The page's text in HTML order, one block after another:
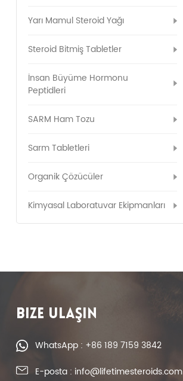
Yarı Mamul Steroid Yağı
Steroid Bitmiş Tabletler
İnsan Büyüme Hormonu
Peptidleri
SARM Ham Tozu
Sarm Tabletleri
Organik Çözücüler
Kimyasal Laboratuvar Ekipmanları
BIZE ULAŞIN
WhatsApp : +86 189 7159 3842
E-posta : info@lifetimesteroids.com